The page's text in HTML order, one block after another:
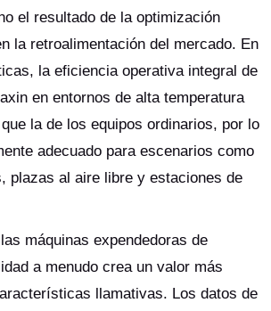
el resultado de la optimización
la retroalimentación del mercado. En
la eficiencia operativa integral de
en entornos de alta temperatura
la de los equipos ordinarios, por lo
adecuado para escenarios como
plazas al aire libre y estaciones de
máquinas expendedoras de
a menudo crea un valor más
llamativas. Los datos de